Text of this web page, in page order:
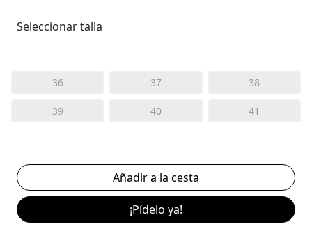
Seleccionar talla
36 37 38
39 40 41
¡Pídelo ya!